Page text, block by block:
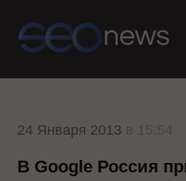
24 Января 2013
В Google Россия